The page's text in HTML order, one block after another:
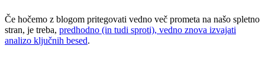
Če hočemo z blogom pritegovati vedno več prometa na našo spletno
stran, je treba, predhodno (in tudi sproti), vedno znova izvajati
analizo ključnih besed.